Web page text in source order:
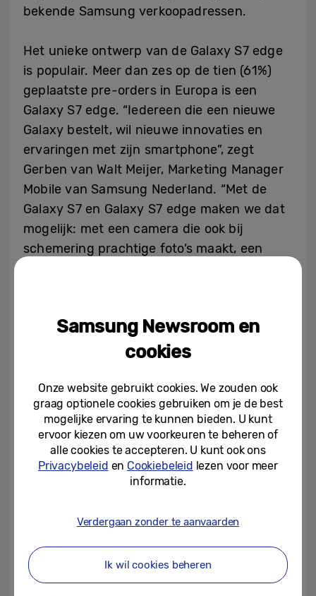
bekende Samsung verkoopadressen.
Het unieke ontwerp van de Galaxy S7 edge
is populair. Meer dan zes op de tien (61%)
geplaatste pre-orders in Europa is een
Galaxy S7 edge. “Iedereen die een nieuwe
Galaxy bestelt, wil nieuwe innovaties en
ervaringen met zijn smartphone”, zegt
Gerben van Walt Meijer, Marketing Manager
Mobile van Samsung Nederland. “Met de
Galaxy S7 en Galaxy S7 edge maken we dat
mogelijk: met een camera die ook bij
schemering prachtige foto’s maakt, een
De eerste kopers stonden vannacht om
02:00 uur voor de deur van de T-Mobile
Bousfiha stond vooraan in de rij. Hij ontving
vanmorgen een Gold Platinum Galaxy S7
edge uit handen van Menno van den Berg,
Managing Director Samsung Nederland, en
Willem Visser, Country Director Sales &
Marketing Mobile Samsung Nederland.
van de Samsung Galaxy S5.
De Samsung Galaxy S7 en Galaxy S7 edge
zijn nu verkrijgbaar. De Galaxy S7 en Galaxy
Samsung Newsroom en
cookies
Onze website gebruikt cookies. We zouden ook
graag optionele cookies gebruiken om je de best
mogelijke ervaring te kunnen bieden. U kunt
ervoor kiezen om uw voorkeuren te beheren of
alle cookies te accepteren. U kunt ook ons
Privacybeleid en Cookiebeleid lezen voor meer
informatie.
Verdergaan zonder te aanvaarden
Ik wil cookies beheren